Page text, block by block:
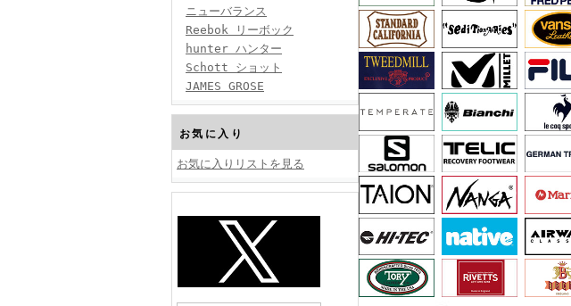
ニューバランス
Reebok リーボック
hunter ハンター
Schott ショット
JAMES GROSE
お気に入り
お気に入りリストを見る